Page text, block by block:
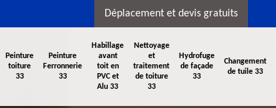
Déplacement et devis gratuits
Peinture
toiture
33
Peinture
Ferronnerie
33
Habillage
avant
toit en
PVC et
Alu 33
Nettoyage
et
traitement
de toiture
33
Hydrofuge
de façade
33
Changement
de tuile 33